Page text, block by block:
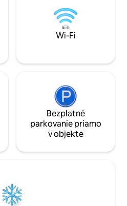
v Sheyenne
miesto pre veľké
vyhrievaným
voľne žijúcich hier.
Wi-Fi
Bezplatné
parkovanie priamo
v objekte